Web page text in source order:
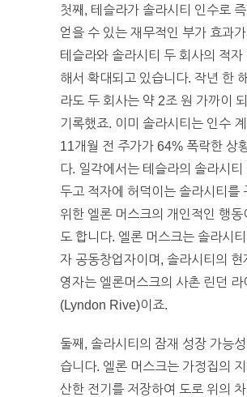
첫째, 테슬라가 솔라시티 인수로
얻을 수 있는 재무적인 부가 효과
테슬라와 솔라시티 두 회사의 적자
해서 확대되고 있습니다. 작년 한
라도 두 회사는 약 2조 원 가까이
기록했죠. 이미 솔라시티는 인수
11개월 전 주가가 64% 폭락한 상
다. 일각에서는 테슬라의 솔라시티
두고 적자에 허덕이는 솔라시티를
위한 엘론 머스크의 개인적인 행동
도 합니다. 엘론 머스크는 솔라시티
자 공동창업자이며, 솔라시티의 현
영자는 엘론머스크의 사촌 린던 라
(Lyndon Rive)이죠.
둘째, 솔라시티의 잠재 성장 가능
습니다. 엘론 머스크는 가정집의
산한 전기를 저장하여 도로 위의 차